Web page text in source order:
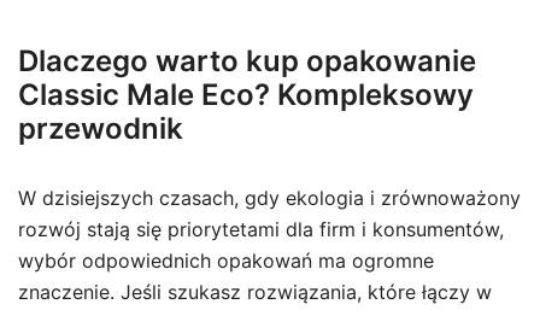
Dlaczego warto kup opakowanie
Classic Male Eco? Kompleksowy
przewodnik
W dzisiejszych czasach, gdy ekologia i zrównoważony
rozwój stają się priorytetami dla firm i konsumentów,
wybór odpowiednich opakowań ma ogromne
znaczenie. Jeśli szukasz rozwiązania, które łączy w